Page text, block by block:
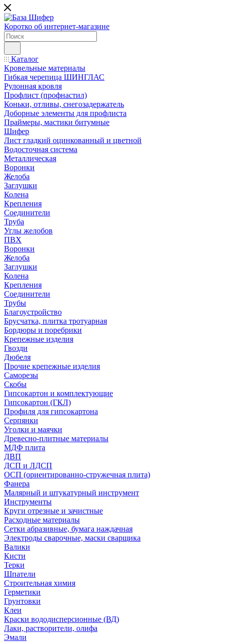
Коротко об интернет-магазине
Каталог
Кровельные материалы
Гибкая черепица ШИНГЛАС
Рулонная кровля
Профлист (профнастил)
Коньки, отливы, снегозадержатель
Доборные элементы для профлиста
Праймеры, мастики битумные
Шифер
Лист гладкий оцинкованный и цветной
Водосточная система
Металлическая
Воронки
Желоба
Заглушки
Колена
Крепления
Соединители
Труба
Углы желобов
ПВХ
Воронки
Желоба
Заглушки
Колена
Крепления
Соединители
Трубы
Благоустройство
Брусчатка, плитка тротуарная
Бордюры и поребрики
Крепежные изделия
Гвозди
Дюбеля
Прочие крепежные изделия
Саморезы
Скобы
Гипсокартон и комплектующие
Гипсокартон (ГКЛ)
Профиля для гипсокартона
Серпянки
Уголки и маячки
Древесно-плитные материалы
МДФ плита
ДВП
ДСП и ЛДСП
ОСП (ориентированно-стружечная плита)
Фанера
Малярный и штукатурный инструмент
Инструменты
Круги отрезные и зачистные
Расходные материалы
Сетки абразивные, бумага наждачная
Электроды сварочные, маски сварщика
Валики
Кисти
Терки
Шпатели
Строительная химия
Герметики
Грунтовки
Клеи
Краски вододисперсионные (ВД)
Лаки, растворители, олифа
Эмали